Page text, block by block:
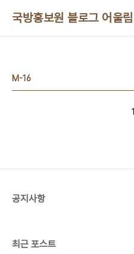
국방홍보원 블로그 어울림
M-16
1
공지사항
최근 포스트